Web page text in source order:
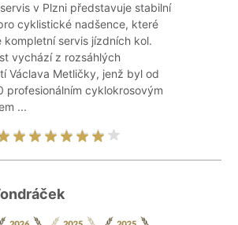
v Plzni představuje stabilní
cyklistické nadšence, které
kompletní servis jízdních kol.
vychází z rozsáhlých
Václava Metličky, jenž byl od
profesionálním cyklokrosovým
...